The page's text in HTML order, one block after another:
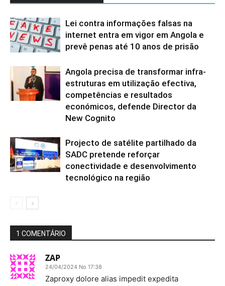
Lei contra informações falsas na
internet entra em vigor em Angola e
prevê penas até 10 anos de prisão
Angola precisa de transformar infra-
estruturas em utilização efectiva,
competências e resultados
económicos, defende Director da
New Cognito
Projecto de satélite partilhado da
SADC pretende reforçar
conectividade e desenvolvimento
tecnológico na região
1 COMENTÁRIO
ZAP
24/04/2024 No 17:38
Zaproxy dolore alias impedit expedita